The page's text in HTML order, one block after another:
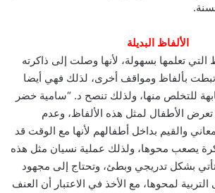
الألفاظ البديلة
التي تعلمها بسهولة، لأنها وصلت إلى ذاكرته
بألفاظ ومواقف أخرى، لذلك فهي أيضا
للتخلص منها، ولذلك تنصح د. “سامية خضر
تعرض الأطفال لمثل هذه الألفاظ، وعدم
والقيم بداخل أطفالهم لأنها مع الوقت قد
يصعب محوها، ولذلك عملية نسيان مثل هذه
تأتي بشكل تدريجي وبطئ، وتحتاج إلى مجهود
لمحوها، مع الأخذ في الاعتبار أن العنف